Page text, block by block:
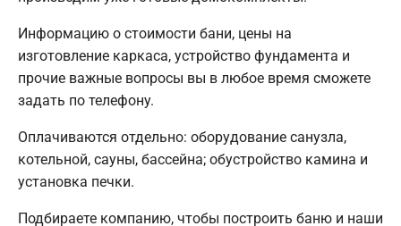
Информацию о стоимости бани, цены на
изготовление каркаса, устройство фундамента и
прочие важные вопросы вы в любое время сможете
задать по телефону.
Оплачиваются отдельно: оборудование санузла,
котельной, сауны, бассейна; обустройство камина и
установка печки.
Подбираете компанию, чтобы построить баню и наши